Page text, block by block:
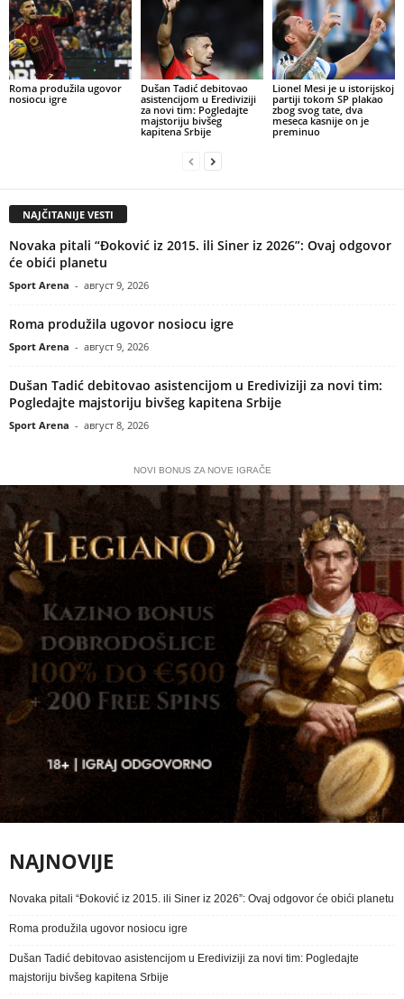
Roma produžila ugovor
nosiocu igre
Dušan Tadić debitovao
asistencijom u Erediviziji
za novi tim: Pogledajte
majstoriju bivšeg
kapitena Srbije
Lionel Mesi je u istorijskoj
partiji tokom SP plakao
zbog svog tate, dva
meseca kasnije on je
preminuo
NAJČITANIJE VESTI
Novaka pitali “Đoković iz 2015. ili Siner iz 2026”: Ovaj odgovor
će obići planetu
Sport Arena - август 9, 2026
Roma produžila ugovor nosiocu igre
Sport Arena - август 9, 2026
Dušan Tadić debitovao asistencijom u Erediviziji za novi tim:
Pogledajte majstoriju bivšeg kapitena Srbije
Sport Arena - август 8, 2026
NOVI BONUS ZA NOVE IGRAČE
NAJNOVIJE
Novaka pitali “Đoković iz 2015. ili Siner iz 2026”: Ovaj odgovor će obići planetu
Roma produžila ugovor nosiocu igre
Dušan Tadić debitovao asistencijom u Erediviziji za novi tim: Pogledajte
majstoriju bivšeg kapitena Srbije